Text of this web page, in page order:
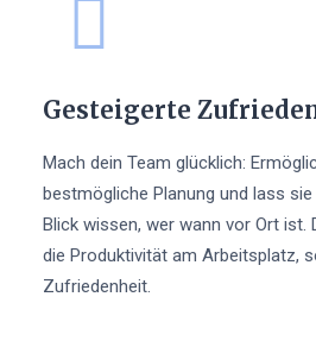
Gesteigerte
Mach dein Team glücklich:
bestmögliche Planung und lass
Blick wissen, wer wann vor Ort ist.
die Produktivität am Arbeitsplatz,
Zufriedenheit.